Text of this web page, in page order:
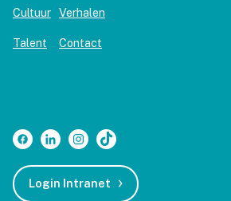
Cultuur
Talent
Verhalen
Contact
Login Intranet